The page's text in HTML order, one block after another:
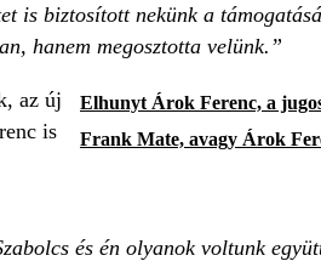
is biztosított nekünk a
hanem megosztotta velünk.”
Elhunyt Árok Ferenc, a
Frank Mate, avagy Árok
az új
is
és én olyanok voltunk